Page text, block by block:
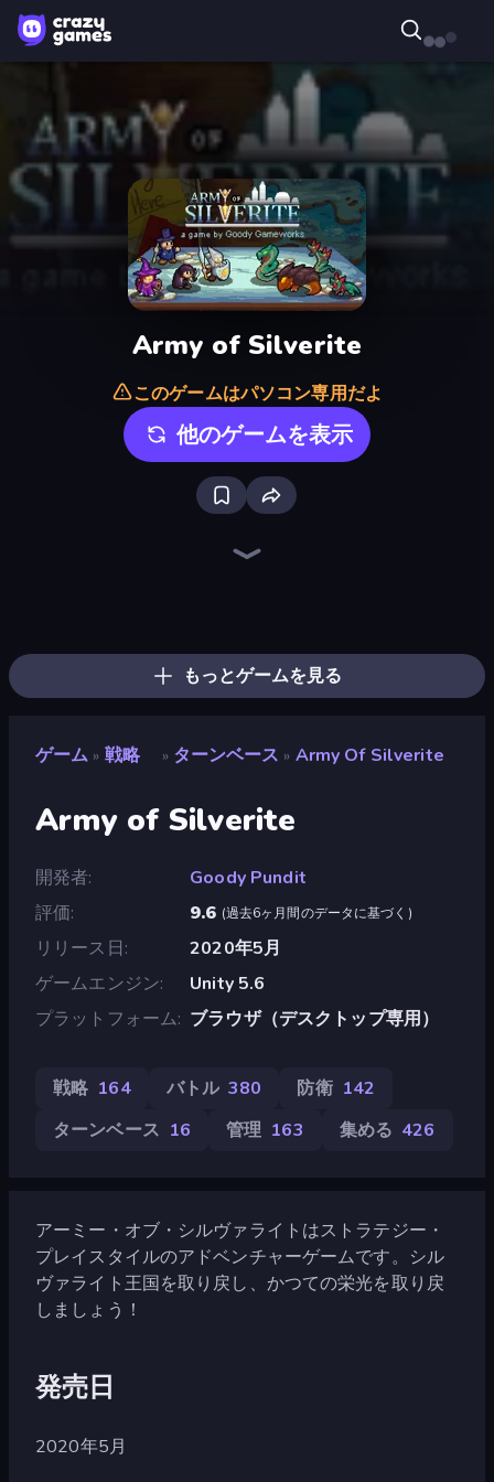
Army of Silverite
このゲームはパソコン専用だよ
他のゲームを表示
もっとゲームを見る
ゲーム » 戦略 » ターンベース » Army Of Silverite
Army of Silverite
開発者
Goody Pundit
評価
9.6 (過去6ヶ月間のデータに基づく )
リリース日
2020年5月
ゲームエンジン
Unity 5.6
プラットフォーム ブラウザ（デスクトップ専用）
戦略 164 バトル 380 防衛 142
ターンベース 16 管理 163 集める 426
アーミー・オブ・シルヴァライトはストラテジー・
プレイスタイルのアドベンチャーゲームです。シル
ヴァライト王国を取り戻し、かつての栄光を取り戻
しましょう！
発売日
2020年5月